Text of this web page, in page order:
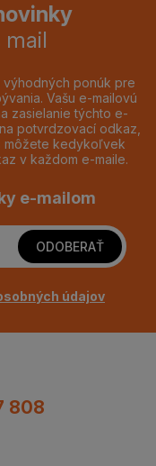
mail
výhodných ponúk pre
Vašu e-mailovú
zasielanie týchto e-
potvrdzovací odkaz,
môžete kedykoľvek
v každom e-maile.
e-mailom
ODOBERAŤ
údajov
808